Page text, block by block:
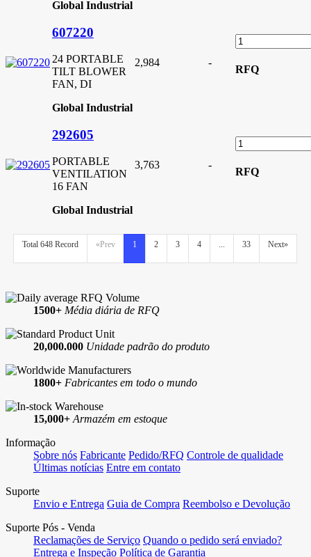
Global Industrial
607220
24 PORTABLE
TILT BLOWER
FAN, DI
Global Industrial
2,984 -
RFQ
292605
PORTABLE
VENTILATION
16 FAN
Global Industrial
3,763 -
RFQ
Total 648 Record «Prev 1 2 3 4 ... 33 Next»
1500+ Média diária de RFQ
20,000.000 Unidade padrão do produto
1800+ Fabricantes em todo o mundo
15,000+ Armazém em estoque
Informação
Sobre nós Fabricante Pedido/RFQ Controle de qualidade
Últimas notícias Entre em contato
Suporte
Envio e Entrega Guia de Compra Reembolso e Devolução
Suporte Pós - Venda
Reclamações de Serviço Quando o pedido será enviado?
Entrega e Inspeção Política de Garantia